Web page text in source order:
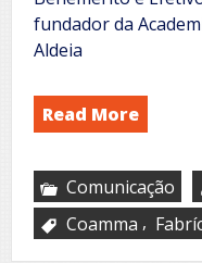
fundador da
Aldeia
Read More
Comunicação
Coamma ,